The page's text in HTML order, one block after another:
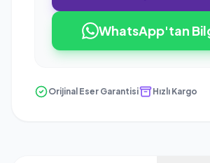
WhatsApp'tan
Orijinal Eser Garantisi Hızlı Kargo